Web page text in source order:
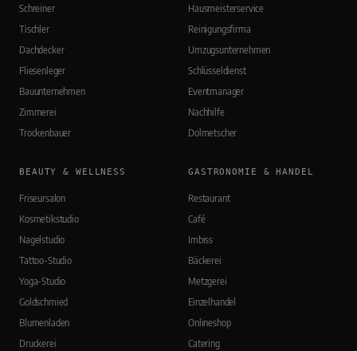
Schreiner
Tischler
Dachdecker
Fliesenleger
Bauunternehmen
Zimmerei
Trockenbauer
Hausmeisterservice
Reinigungsfirma
Umzugsunternehmen
Schlüsseldienst
Eventmanager
Nachhilfe
Dolmetscher
BEAUTY & WELLNESS
Friseursalon
Kosmetikstudio
Nagelstudio
Tattoo-Studio
Yoga-Studio
Goldschmied
Blumenladen
Druckerei
GASTRONOMIE & HANDEL
Restaurant
Café
Imbiss
Bäckerei
Metzgerei
Einzelhandel
Onlineshop
Catering